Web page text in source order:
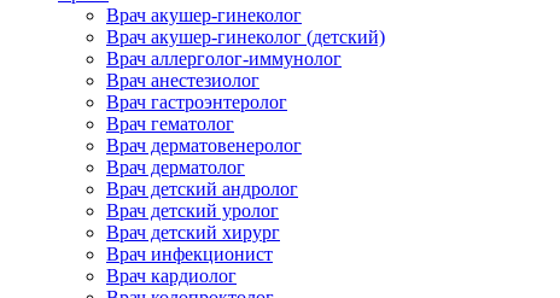
Врач акушер-гинеколог
Врач акушер-гинеколог (детский)
Врач аллерголог-иммунолог
Врач анестезиолог
Врач гастроэнтеролог
Врач гематолог
Врач дерматовенеролог
Врач дерматолог
Врач детский андролог
Врач детский уролог
Врач детский хирург
Врач инфекционист
Врач кардиолог